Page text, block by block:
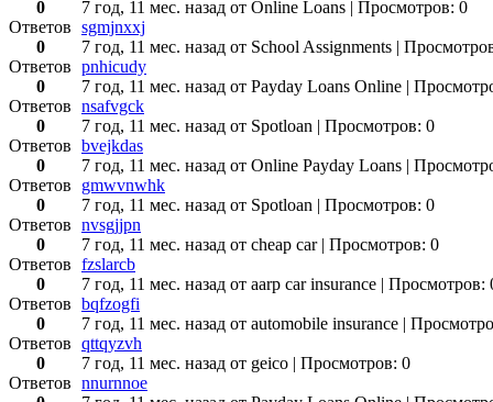
0 7 год, 11 мес. назад от Online Loans | Просмотров: 0
Ответов
0
sgmjnxxj
7 год, 11 мес. назад от School Assignments |
Ответов
0
pnhicudy
7 год, 11 мес. назад от Payday Loans Online |
Ответов
0
nsafvgck
7 год, 11 мес. назад от Spotloan | Просмотров: 0
Ответов
0
bvejkdas
7 год, 11 мес. назад от Online Payday Loans |
Ответов
0
gmwvnwhk
7 год, 11 мес. назад от Spotloan | Просмотров: 0
Ответов
0
nvsgjjpn
7 год, 11 мес. назад от cheap car | Просмотров: 0
Ответов
0
fzslarcb
7 год, 11 мес. назад от aarp car insurance | Просмотров:
Ответов
0
bqfzogfi
7 год, 11 мес. назад от automobile insurance |
Ответов
0
qttqyzvh
7 год, 11 мес. назад от geico | Просмотров: 0
Ответов nnurnnoe